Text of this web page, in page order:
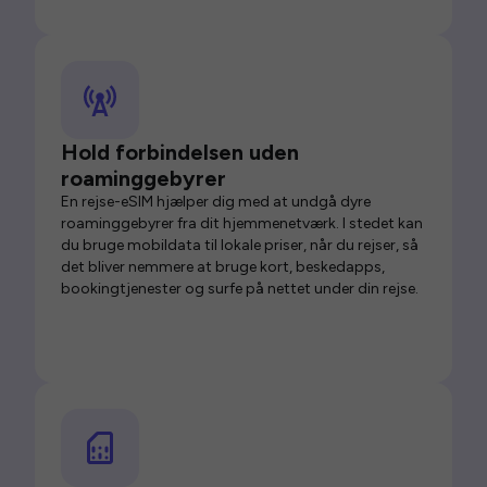
Hold forbindelsen uden
roaminggebyrer
En rejse-eSIM hjælper dig med at undgå dyre
roaminggebyrer fra dit hjemmenetværk. I stedet kan
du bruge mobildata til lokale priser, når du rejser, så
det bliver nemmere at bruge kort, beskedapps,
bookingtjenester og surfe på nettet under din rejse.